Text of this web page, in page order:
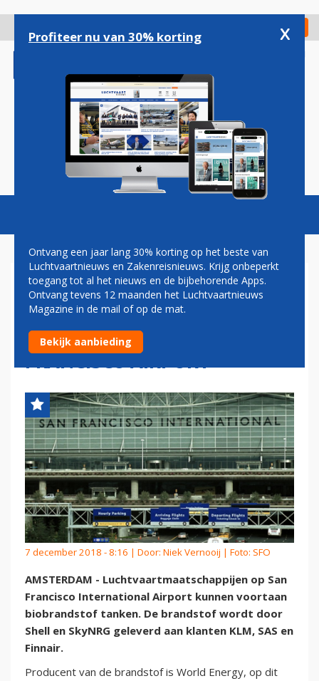
gaan
Check in
Magazine Podcasts Vacatures
DUURZAME
VLIEGTUIGBRANDSTOF
BESCHIKBAAR OP SAN
FRANCISCO AIRPORT
7 december 2018 - 8:16 | Door: Niek Vernooij | Foto: SFO
AMSTERDAM - Luchtvaartmaatschappijen op San
Francisco International Airport kunnen voortaan
biobrandstof tanken. De brandstof wordt door
Shell en SkyNRG geleverd aan klanten KLM, SAS en
Finnair.
Producent van de brandstof is World Energy, op dit
Profiteer nu van 30% korting x
Ontvang een jaar lang 30% korting op het beste van
Luchtvaartnieuws en Zakenreisnieuws. Krijg onbeperkt
toegang tot al het nieuws en de bijbehorende Apps.
Ontvang tevens 12 maanden het Luchtvaartnieuws
Magazine in de mail of op de mat.
Bekijk aanbieding